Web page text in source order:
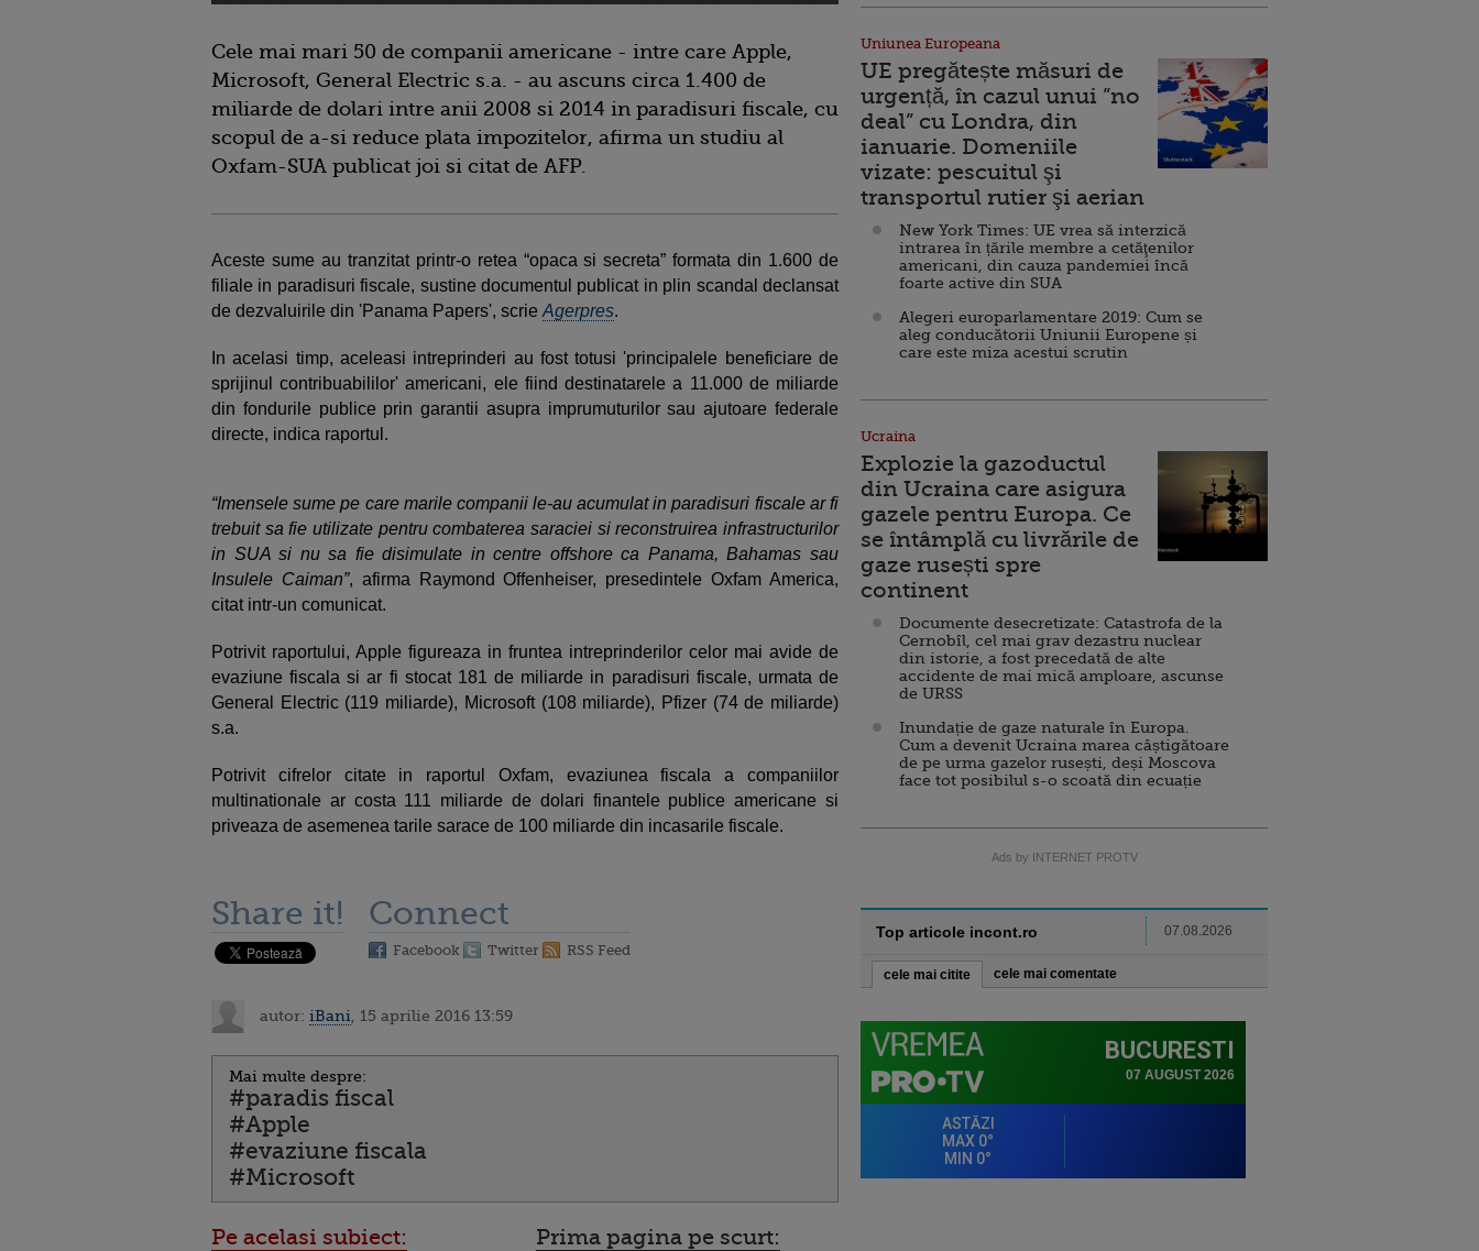
Cele mai mari 50 de companii americane - intre care Apple,
Microsoft, General Electric s.a. - au ascuns circa 1.400 de
miliarde de dolari intre anii 2008 si 2014 in paradisuri fiscale, cu
scopul de a-si reduce plata impozitelor, afirma un studiu al
Oxfam-SUA publicat joi si citat de AFP.
Aceste sume au tranzitat printr-o retea “opaca si secreta” formata din 1.600 de
filiale in paradisuri fiscale, sustine documentul publicat in plin scandal declansat
de dezvaluirile din 'Panama Papers', scrie Agerpres.
In acelasi timp, aceleasi intreprinderi au fost totusi 'principalele beneficiare de
sprijinul contribuabililor' americani, ele fiind destinatarele a 11.000 de miliarde
din fondurile publice prin garantii asupra imprumuturilor sau ajutoare federale
directe, indica raportul.
“Imensele sume pe care marile companii le-au acumulat in paradisuri fiscale ar fi
trebuit sa fie utilizate pentru combaterea saraciei si reconstruirea infrastructurilor
in SUA si nu sa fie disimulate in centre offshore ca Panama, Bahamas sau
Insulele Caiman”, afirma Raymond Offenheiser, presedintele Oxfam America,
citat intr-un comunicat.
Potrivit raportului, Apple figureaza in fruntea intreprinderilor celor mai avide de
evaziune fiscala si ar fi stocat 181 de miliarde in paradisuri fiscale, urmata de
General Electric (119 miliarde), Microsoft (108 miliarde), Pfizer (74 de miliarde)
s.a.
Potrivit cifrelor citate in raportul Oxfam, evaziunea fiscala a companiilor
multinationale ar costa 111 miliarde de dolari finantele publice americane si
priveaza de asemenea tarile sarace de 100 miliarde din incasarile fiscale.
Share it! Connect
Facebook Twitter RSS Feed
autor: iBani , 15 aprilie 2016 13:59
Mai multe despre:
#paradis fiscal
#Apple
#evaziune fiscala
#Microsoft
Pe acelasi subiect: Prima pagina pe scurt:
Uniunea Europeana
UE pregătește măsuri de
urgență, în cazul unui ”no
deal” cu Londra, din
ianuarie. Domeniile
vizate: pescuitul şi
transportul rutier şi aerian
New York Times: UE vrea să interzică
intrarea în țările membre a cetăţenilor
americani, din cauza pandemiei încă
foarte active din SUA
Alegeri europarlamentare 2019: Cum se
aleg conducătorii Uniunii Europene și
care este miza acestui scrutin
Ucraina
Explozie la gazoductul
din Ucraina care asigura
gazele pentru Europa. Ce
se întâmplă cu livrările de
gaze rusești spre
continent
Documente desecretizate: Catastrofa de la
Cernobîl, cel mai grav dezastru nuclear
din istorie, a fost precedată de alte
accidente de mai mică amploare, ascunse
de URSS
Inundație de gaze naturale în Europa.
Cum a devenit Ucraina marea câștigătoare
de pe urma gazelor rusești, deși Moscova
face tot posibilul s-o scoată din ecuație
Ads by INTERNET PROTV
Top articole incont.ro 07.08.2026
cele mai citite cele mai comentate